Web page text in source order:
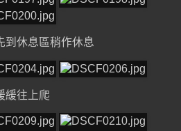
到休息區稍作休息
緩往上爬